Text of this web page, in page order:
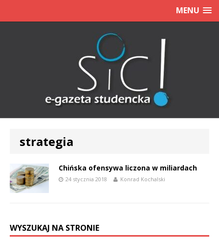
MENU
strategia
Chińska ofensywa liczona w miliardach
24 stycznia 2018 Konrad Kochalski
WYSZUKAJ NA STRONIE